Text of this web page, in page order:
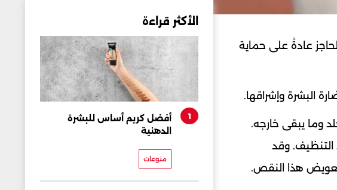
عادةً على حماية
البشرة وإشراقها.
وما يبقى خارجه.
التنظيف. وقد
تعويض هذا النقص.
الأكثر قراءة
1
أفضل كريم أساس للبشرة
الدهنية
منوعات